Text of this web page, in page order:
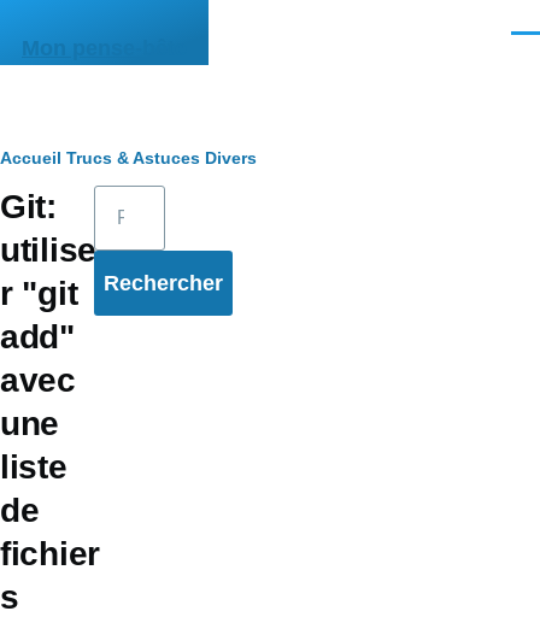
Mon pense-bête
Fil
d'Ariane
Accueil Trucs & Astuces Divers
Git:
utilise
r "git
add"
avec
une
liste
de
fichier
s